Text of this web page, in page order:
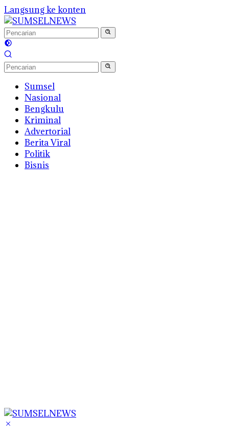
Langsung ke konten
Sumsel
Nasional
Bengkulu
Kriminal
Advertorial
Berita Viral
Politik
Bisnis